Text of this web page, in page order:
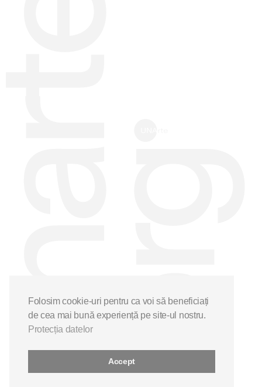
Folosim cookie-uri pentru ca voi să beneficiați
de cea mai bună experiență pe site-ul nostru.
Protecția datelor
Accept